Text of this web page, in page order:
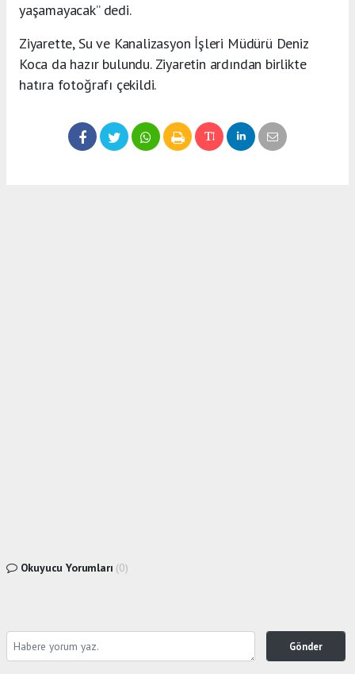
yaşamayacak” dedi.
Ziyarette, Su ve Kanalizasyon İşleri Müdürü Deniz
Koca da hazır bulundu. Ziyaretin ardından birlikte
hatıra fotoğrafı çekildi.
Okuyucu Yorumları (0)
Gönder